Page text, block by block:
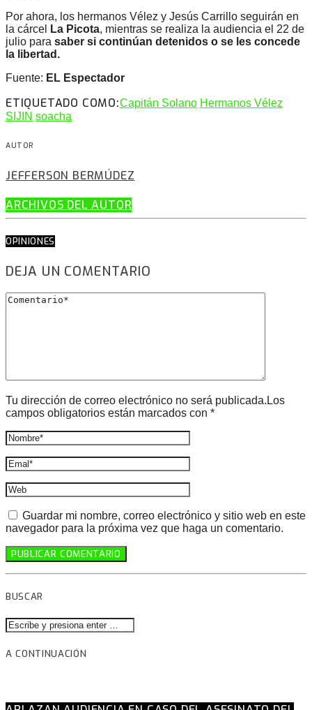
Por ahora, los hermanos Vélez y Jesús Carrillo seguirán en
la cárcel
La Picota, mientras se realiza la audiencia el 22 de
julio para saber si continúan detenidos o se les concede
la libertad.
Fuente: EL Espectador
ETIQUETADO COMO:Capitán Solano Hermanos Vélez
SIJIN soacha
AUTOR
JEFFERSON BERMÚDEZ
ARCHIVOS DEL AUTOR
OPINIONES
DEJA UN COMENTARIO
Tu dirección de correo electrónico no será publicada.Los
campos obligatorios están marcados con *
Guardar mi nombre, correo electrónico y sitio web en este
navegador para la próxima vez que haga un comentario.
BUSCAR
A CONTINUACIÓN